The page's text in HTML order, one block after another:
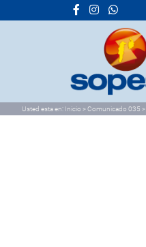
Usted esta en: Inicio > Comunicado 035 >